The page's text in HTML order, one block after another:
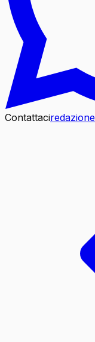
Contattaci